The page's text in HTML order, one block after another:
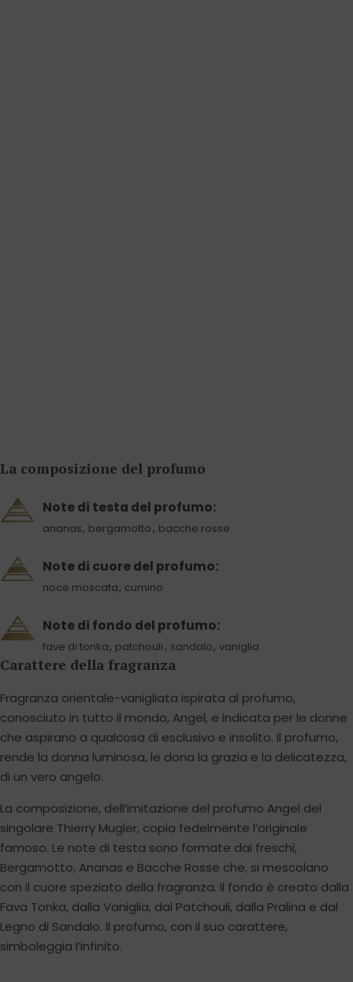
La composizione del profumo
Note di testa del profumo:
ananas, bergamotto, bacche rosse
Note di cuore del profumo:
noce moscata, cumino
Note di fondo del profumo:
fave di tonka, patchouli , sandalo, vaniglia
Carattere della fragranza
Fragranza orientale-vanigliata ispirata al profumo,
conosciuto in tutto il mondo, Angel, e indicata per le donne
che aspirano a qualcosa di esclusivo e insolito. Il profumo,
rende la donna luminosa, le dona la grazia e la delicatezza,
di un vero angelo.
La composizione, dell’imitazione del profumo Angel del
singolare Thierry Mugler, copia fedelmente l’originale
famoso. Le note di testa sono formate dai freschi,
Bergamotto, Ananas e Bacche Rosse che, si mescolano
con il cuore speziato della fragranza. Il fondo è creato dalla
Fava Tonka, dalla Vaniglia, dal Patchouli, dalla Pralina e dal
Legno di Sandalo. Il profumo, con il suo carattere,
simboleggia l’infinito.